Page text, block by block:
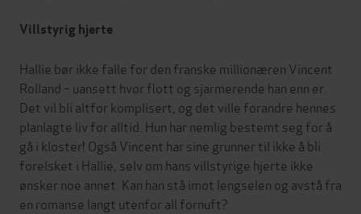
Villstyrig hjerte
Hallie bør ikke falle for den franske millionæren Vincent
Rolland – uansett hvor flott og sjarmerende han enn er.
Det vil bli altfor komplisert, og det ville forandre hennes
planlagte liv for alltid. Hun har nemlig bestemt seg for å
gå i kloster! Også Vincent har sine grunner til ikke å bli
forelsket i Hallie, selv om hans villstyrige hjerte ikke
ønsker noe annet. Kan han stå imot lengselen og avstå fra
en romanse langt utenfor all fornuft?